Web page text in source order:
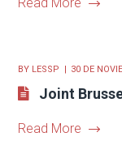
BY LESSP 30 DE
Joint
Read More